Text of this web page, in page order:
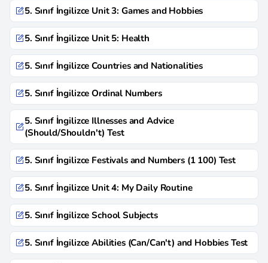
5. Sınıf İngilizce Unit 3: Games and Hobbies
5. Sınıf İngilizce Unit 5: Health
5. Sınıf İngilizce Countries and Nationalities
5. Sınıf İngilizce Ordinal Numbers
5. Sınıf İngilizce Illnesses and Advice
(Should/Shouldn't) Test
5. Sınıf İngilizce Festivals and Numbers (1 100) Test
5. Sınıf İngilizce Unit 4: My Daily Routine
5. Sınıf İngilizce School Subjects
5. Sınıf İngilizce Abilities (Can/Can't) and Hobbies Test